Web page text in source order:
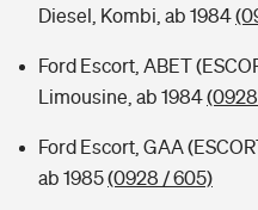
Diesel, Kombi, ab 1984
Ford Escort, ABET
Limousine, ab 1984
Ford Escort, GAA
ab 1985(0928 / 605)